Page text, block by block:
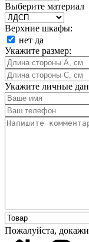
Выберите материал
Верхние шкафы:
нет да
Укажите размер:
Укажите личные
Пожалуйста,